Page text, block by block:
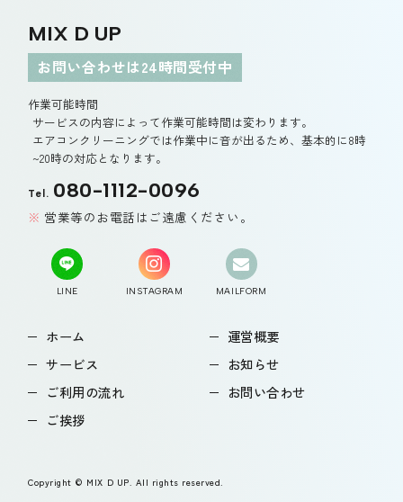
MIX D UP
お問い合わせは24時間受付中
作業可能時間
サービスの内容によって作業可能時間は変わります。
エアコンクリーニングでは作業中に音が出るため、基本的に8時
~20時の対応となります。
Tel. 080-1112-0096
営業等のお電話はご遠慮ください。
LINE INSTAGRAM MAILFORM
ホーム
サービス
ご利用の流れ
ご挨拶
運営概要
お知らせ
お問い合わせ
Copyright © MIX D UP. All rights reserved.